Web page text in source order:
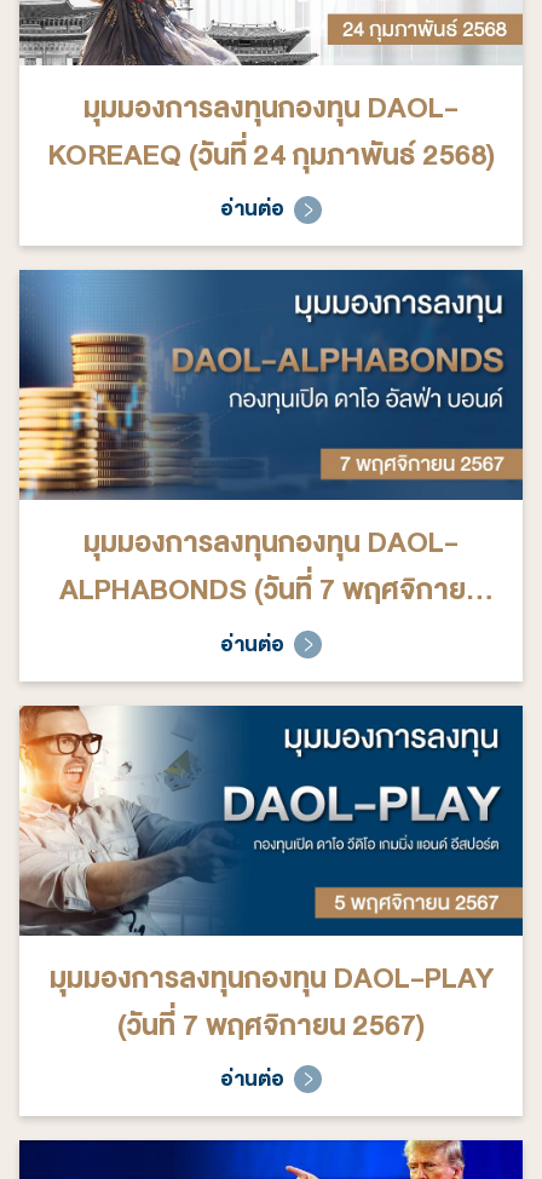
มุมมองการลงทุนกองทุน DAOL-
KOREAEQ (วันที่ 24 กุมภาพันธ์ 2568)
อ่านต่อ
มุมมองการลงทุนกองทุน DAOL-
ALPHABONDS (วันที่ 7 พฤศจิกายน
2567)
อ่านต่อ
มุมมองการลงทุนกองทุน DAOL-PLAY
(วันที่ 7 พฤศจิกายน 2567)
อ่านต่อ